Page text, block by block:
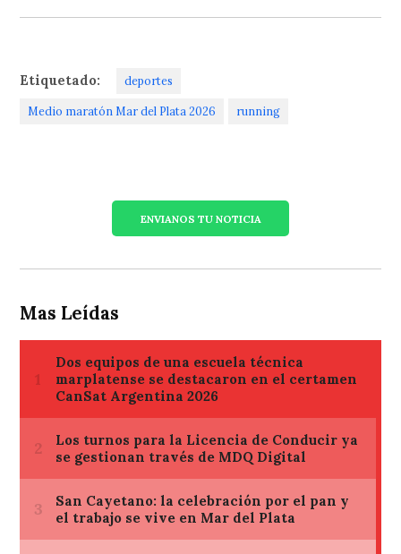
Etiquetado: deportes
Medio maratón Mar del Plata 2026 running
ENVIANOS TU NOTICIA
Mas Leídas